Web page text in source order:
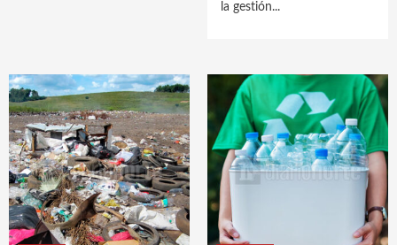
la gestión...